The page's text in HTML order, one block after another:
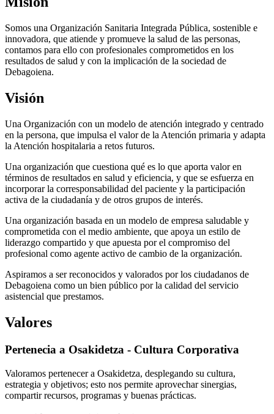
Somos una Organización Sanitaria Integrada Pública, sostenible e
innovadora, que atiende y promueve la salud de las personas,
contamos para ello con profesionales comprometidos en los
resultados de salud y con la implicación de la sociedad de
Debagoiena.
Visión
Una Organización con un modelo de atención integrado y centrado
en la persona, que impulsa el valor de la Atención primaria y adapta
la Atención hospitalaria a retos futuros.
Una organización que cuestiona qué es lo que aporta valor en
términos de resultados en salud y eficiencia, y que se esfuerza en
incorporar la corresponsabilidad del paciente y la participación
activa de la ciudadanía y de otros grupos de interés.
Una organización basada en un modelo de empresa saludable y
comprometida con el medio ambiente, que apoya un estilo de
liderazgo compartido y que apuesta por el compromiso del
profesional como agente activo de cambio de la organización.
Aspiramos a ser reconocidos y valorados por los ciudadanos de
Debagoiena como un bien público por la calidad del servicio
asistencial que prestamos.
Valores
Pertenecia a Osakidetza - Cultura Corporativa
Valoramos pertenecer a Osakidetza, desplegando su cultura,
estrategia y objetivos; esto nos permite aprovechar sinergias,
compartir recursos, programas y buenas prácticas.